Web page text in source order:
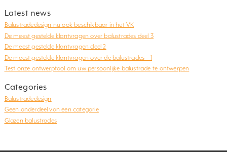
Latest news
Balustradedesign nu ook beschikbaar in het VK
De meest gestelde klantvragen over balustrades deel 3
De meest gestelde klantvragen deel 2
De meest gestelde klantvragen over de balustrades – 1
Test onze ontwerptool om uw persoonlijke balustrade te ontwerpen
Categories
Balustradedesign
Geen onderdeel van een categorie
Glazen balustrades